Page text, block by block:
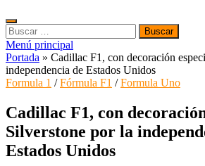
Buscar:
Menú principal
Portada » Cadillac F1, con decoración
independencia de Estados Unidos
Formula 1 /Fórmula F1 /Formula Uno
Cadillac F1, con
Silverstone por la
Estados Unidos